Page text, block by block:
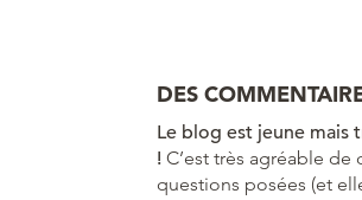
DES
Le blog est jeune mais
! C’est très agréable de
questions posées (et